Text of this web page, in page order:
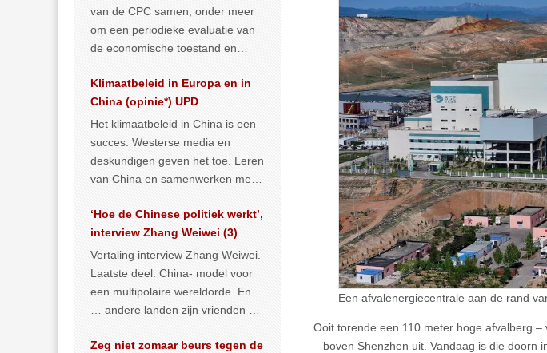
Een afvalenergiecentrale aan de rand
Ooit torende een 110 meter hoge afvalberg
– boven Shenzhen uit. Vandaag is die doorn
situatie?
van de CPC samen, onder meer
om een periodieke evaluatie van
de economische toestand en
publiceerden… >> lees meer
Klimaatbeleid in Europa en in
China (opinie*) UPD
Het klimaatbeleid in China is een
succes. Westerse media en
deskundigen geven het toe. Leren
van China en samenwerken met
… >> lees meer
‘Hoe de Chinese politiek werkt’,
interview Zhang Weiwei (3)
Vertaling interview Zhang Weiwei.
Laatste deel: China- model voor
een multipolaire wereldorde. En
… andere landen zijn vrienden of
Zeg niet zomaar beurs tegen de